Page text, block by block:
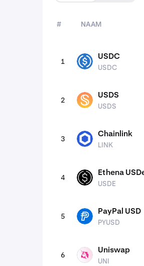
# NAAM
1 USDC USDC
USDC
2 USDS USDS
USDS
3 Chainlink
LINK
4 USDE Ethena
USDE
5 PYUSD PayPal USD
PYUSD
6 UNI Uniswap
UNI